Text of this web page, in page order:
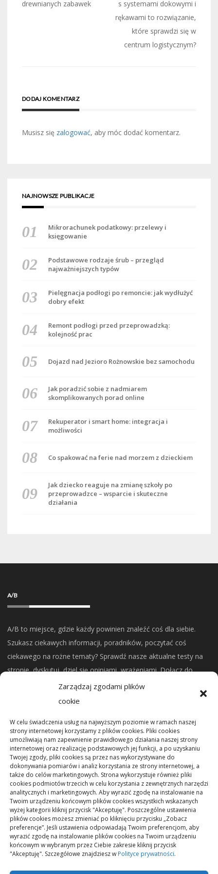
Zarządzaj zgodami plików
cookie
W celu świadczenia usług na najwyższym poziomie w ramach naszej
strony internetowej korzystamy z plików cookies. Pliki cookies
umożliwiają nam zapewnienie prawidłowego działania naszej strony
internetowej oraz realizację podstawowych jej funkcji, a po uzyskaniu
Twojej zgody, pliki cookies są przez nas wykorzystywane do
dokonywania pomiarów i analiz korzystania ze strony internetowej, a
także do celów marketingowych. Strona wykorzystuje również pliki
cookies podmiotów trzecich w celu korzystania z zewnętrznych narzędzi
analitycznych i marketingowych. Aby wyrazić zgodę na instalowanie na
Twoim urządzeniu końcowym plików cookies wszystkich wskazanych
wyżej kategorii kliknij przycisk "Akceptuję". Poszczególne ustawienia
plików cookies możesz zmieniać po kliknięciu przycisku „Zobacz
preferencje”. Jeśli ustawienia odpowiadają Twoim preferencjom, aby
wyrazić zgodę na instalowanie plików cookies na Twoim urządzeniu
końcowym w wybranym przez Ciebie zakresie kliknij przycisk
"Akceptuję". Szczegółowe znajdziesz w Polityce prywatności.
drewnianych zabawek
s systemami dokowymi i
rękawami to rozwiązanie,
które sprawdzi się w
centrum logistycznym?
DODAJ KOMENTARZ
Musisz się zalogować, aby móc dodać komentarz.
NAJNOWSZE PUBLIKACJE
Mikrorachunek podatkowy: przelewy i
księgowanie
Podstawowe rodzaje śrub – przegląd
najważniejszych typów
Pielęgnacja podłogi po remoncie: jak wydłużyć
dobry efekt
Remont podłogi przed przeprowadzką:
kolejność prac
Dojazd nad Jezioro Rożnowskie bez samochodu
Jak poradzić sobie z nadmiarem
skomplikowanych porad online
Rekuperator i smart home: integracja i
możliwości
Co spakować na ferie nad morzem z dzieckiem
Jak dziecko reaguje na zmianę szkoły po
przeprowadzce – wsparcie i skuteczne
działania
A/B
A/B to miejsce, gdzie każdy powinien znaleźć coś dla siebie.
Szukasz ciekawych informacji, poradników, poczytać coś
ciekawego na rożne tematy? Sprawdź nasze aktualne testy na
stronie, dyskutuj, dziel się opiniami, wrażeniami. Dołącz do
naszej społeczności.
Mikrorachunek podatkowy: przelewy i księgowanie
Podstawowe rodzaje śrub – przegląd najważniejszych
typów
Pielęgnacja podłogi po remoncie: jak wydłużyć dobry
efekt
Remont podłogi przed przeprowadzką: kolejność prac